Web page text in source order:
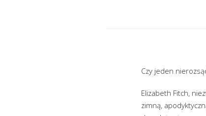
Czy jeden
Elizabeth Fitch,
zimną,